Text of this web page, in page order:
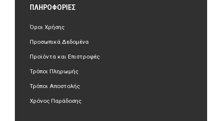
ΠΛΗΡΟΦΟΡΊΕΣ
Όροι Χρήσης
Προσωπικά Δεδομένα
Προϊόντα και Επιστροφές
Τρόποι Πληρωμής
Τρόποι Αποστολής
Χρόνος Παράδοσης